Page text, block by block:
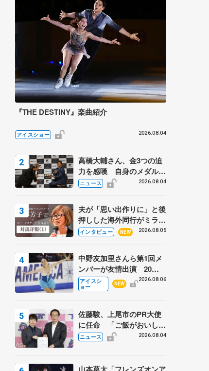
『THE DESTINY』楽曲紹介
アイスショー 2026.08.04
高橋大輔さん、金3つの迫
力を感嘆 自身のメダルは
「どちらに？」 〝リス兄
野村忠宏さんと対談
ニュース 2026.08.04
夫が「思い出作りに」と後
押しした海外同行がミラノ
まで… 繁華街のリンクで
るスケート人生
インタビュー NEW 2026.08.05
中野友加里さんら第1回メ
ンバーが友情出演 20周
年の「フレンズオンアイ
ス」 宮本賢二さん、有川
アイスシ
ョー
NEW
2026.08.06
佐藤駿、上尾市のPR大使
に任命 「ご飯がおいし
く、住みやすいのが魅力」
ニュース 2026.08.04